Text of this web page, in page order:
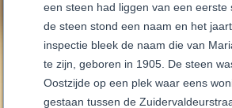
een steen had liggen van een eerste
de steen stond een naam en het
inspectie bleek de naam die van
te zijn, geboren in 1905. De steen
Oostzijde op een plek waar eens
gestaan tussen de